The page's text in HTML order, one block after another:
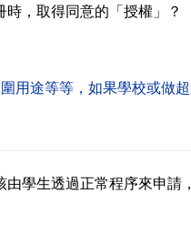
，取得同意的「授權」？
途等等，如果學校或做
學生透過正常程序來申請